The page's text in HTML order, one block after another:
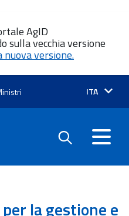
AgID
sulla vecchia versione
versione.
Lingua
ITA
la gestione e